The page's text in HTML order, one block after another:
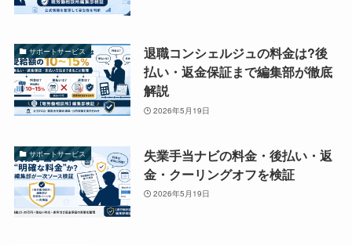
サポートサービス
退職コンシェルジュの料金は?後
払い・返金保証まで編集部が徹底
解説
2026年5月19日
サポートサービス
失業手当ナビの料金・後払い・返
金・クーリングオフを検証
2026年5月19日